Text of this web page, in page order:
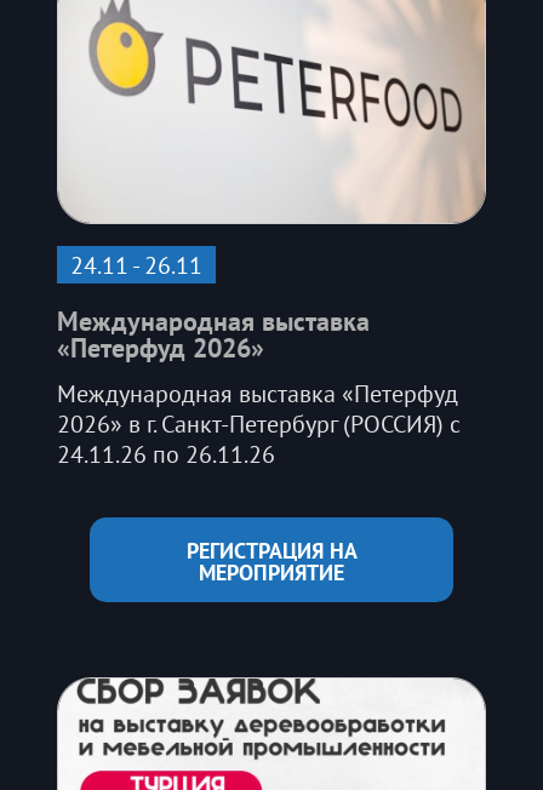
24.11 - 26.11
Международная выставка
«Петерфуд 2026»
Международная выставка «Петерфуд
2026» в г. Санкт-Петербург (РОССИЯ) с
24.11.26 по 26.11.26
РЕГИСТРАЦИЯ НА
МЕРОПРИЯТИЕ